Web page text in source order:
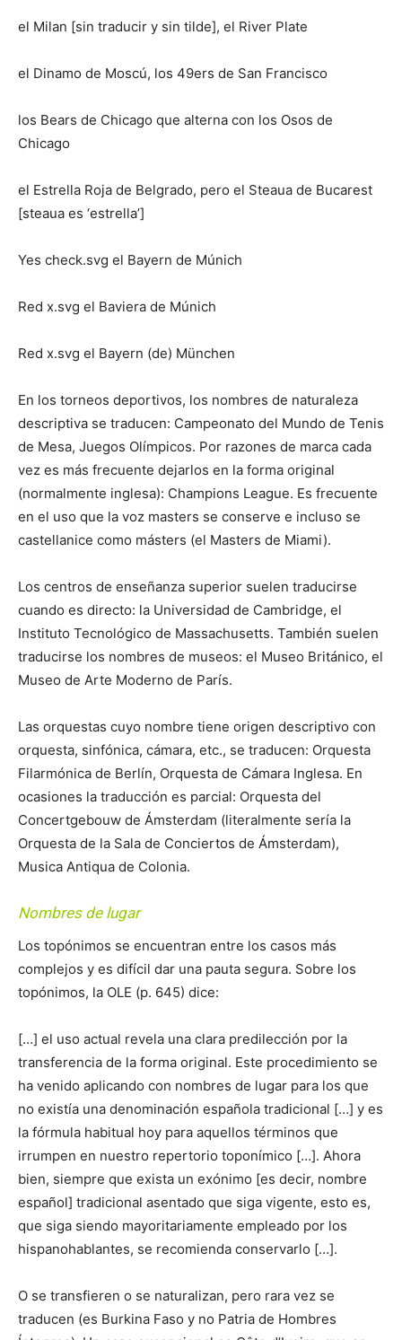
el Milan [sin traducir y sin tilde], el River Plate
el Dinamo de Moscú, los 49ers de San Francisco
los Bears de Chicago que alterna con los Osos de
Chicago
el Estrella Roja de Belgrado, pero el Steaua de Bucarest
[steaua es ‘estrella’]
Yes check.svg el Bayern de Múnich
Red x.svg el Baviera de Múnich
Red x.svg el Bayern (de) München
En los torneos deportivos, los nombres de naturaleza
descriptiva se traducen: Campeonato del Mundo de Tenis
de Mesa, Juegos Olímpicos. Por razones de marca cada
vez es más frecuente dejarlos en la forma original
(normalmente inglesa): Champions League. Es frecuente
en el uso que la voz masters se conserve e incluso se
castellanice como másters (el Masters de Miami).
Los centros de enseñanza superior suelen traducirse
cuando es directo: la Universidad de Cambridge, el
Instituto Tecnológico de Massachusetts. También suelen
traducirse los nombres de museos: el Museo Británico, el
Museo de Arte Moderno de París.
Las orquestas cuyo nombre tiene origen descriptivo con
orquesta, sinfónica, cámara, etc., se traducen: Orquesta
Filarmónica de Berlín, Orquesta de Cámara Inglesa. En
ocasiones la traducción es parcial: Orquesta del
Concertgebouw de Ámsterdam (literalmente sería la
Orquesta de la Sala de Conciertos de Ámsterdam),
Musica Antiqua de Colonia.
Nombres de lugar
Los topónimos se encuentran entre los casos más
complejos y es difícil dar una pauta segura. Sobre los
topónimos, la OLE (p. 645) dice:
[…] el uso actual revela una clara predilección por la
transferencia de la forma original. Este procedimiento se
ha venido aplicando con nombres de lugar para los que
no existía una denominación española tradicional […] y es
la fórmula habitual hoy para aquellos términos que
irrumpen en nuestro repertorio toponímico […]. Ahora
bien, siempre que exista un exónimo [es decir, nombre
español] tradicional asentado que siga vigente, esto es,
que siga siendo mayoritariamente empleado por los
hispanohablantes, se recomienda conservarlo […].
O se transfieren o se naturalizan, pero rara vez se
traducen (es Burkina Faso y no Patria de Hombres